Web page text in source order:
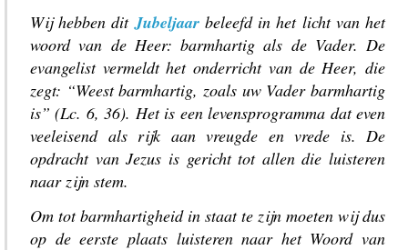
Wij hebben ditJubeljaarbeleefd in het licht van het
woord van de Heer: barmhartig als de Vader. De
evangelist vermeldt het onderricht van de Heer, die
zegt: “Weest barmhartig, zoals uw Vader barmhartig
is” (Lc. 6, 36). Het is een levensprogramma dat even
veeleisend als rijk aan vreugde en vrede is. De
opdracht van Jezus is gericht tot allen die luisteren
naar zijn stem.
Om tot barmhartigheid in staat te zijn moeten wij dus
op de eerste plaats luisteren naar het Woord van